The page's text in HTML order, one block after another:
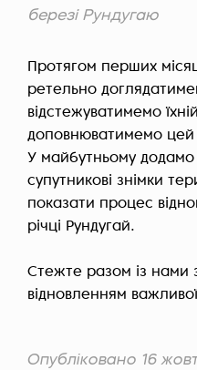
березі Рундугаю
Протягом перших
ретельно
відстежуватимемо
доповнюватимемо
У майбутньому
супутникові знімки
показати процес
річці Рундугай.
Стежте разом із нами
відновленням
Опубліковано 16